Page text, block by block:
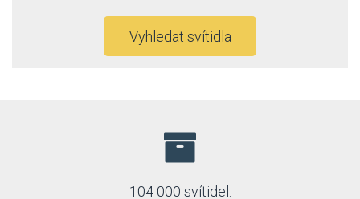
Vyhledat svítidla
104 000 svítidel.